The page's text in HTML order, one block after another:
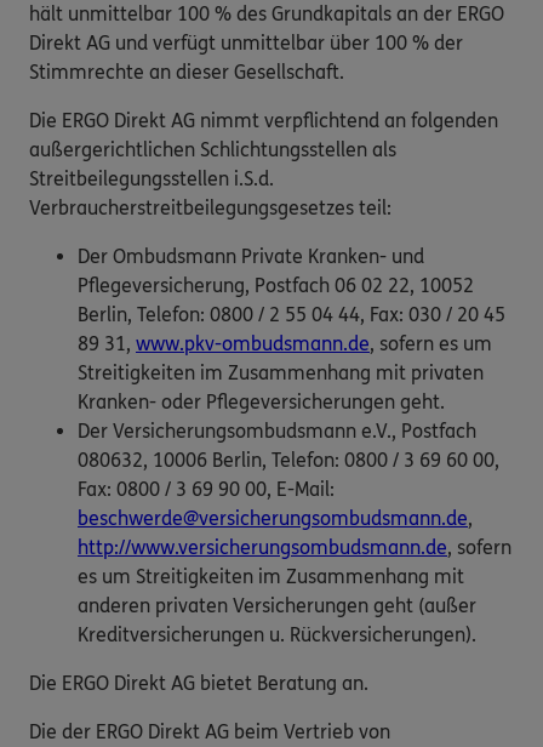
hält unmittelbar 100 % des Grundkapitals an der ERGO
Direkt AG und verfügt unmittelbar über 100 % der
Stimmrechte an dieser Gesellschaft.
Die ERGO Direkt AG nimmt verpflichtend an folgenden
außergerichtlichen Schlichtungsstellen als
Streitbeilegungsstellen i.S.d.
Verbraucherstreitbeilegungsgesetzes teil:
Der Ombudsmann Private Kranken- und
Pflegeversicherung, Postfach 06 02 22, 10052
Berlin, Telefon: 0800 / 2 55 04 44, Fax: 030 / 20 45
89 31, www.pkv-ombudsmann.de, sofern es um
Streitigkeiten im Zusammenhang mit privaten
Kranken- oder Pflegeversicherungen geht.
Der Versicherungsombudsmann e.V., Postfach
080632, 10006 Berlin, Telefon: 0800 / 3 69 60 00,
Fax: 0800 / 3 69 90 00, E-Mail:
beschwerde@versicherungsombudsmann.de,
http://www.versicherungsombudsmann.de, sofern
es um Streitigkeiten im Zusammenhang mit
anderen privaten Versicherungen geht (außer
Kreditversicherungen u. Rückversicherungen).
Die ERGO Direkt AG bietet Beratung an.
Die der ERGO Direkt AG beim Vertrieb von